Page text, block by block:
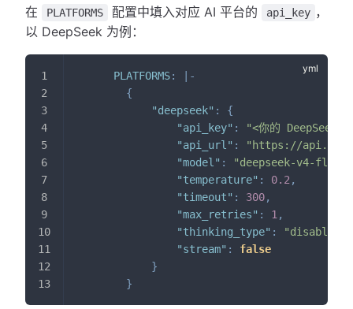
在 PLATFORMS 配置中填入对应 AI 平台的 api_key ，
以 DeepSeek 为例：
PLATFORMS:
-
{
"deepseek" :
{
"api_key" :
"<你的 DeepSeek
"api_url" :
"https://
"model" :
"deepseek-v4-flash"
"temperature" : 0.2,
"timeout" : 300,
"max_retries" : 1,
"thinking_type" : "disabled"
"stream" :
false
}
}